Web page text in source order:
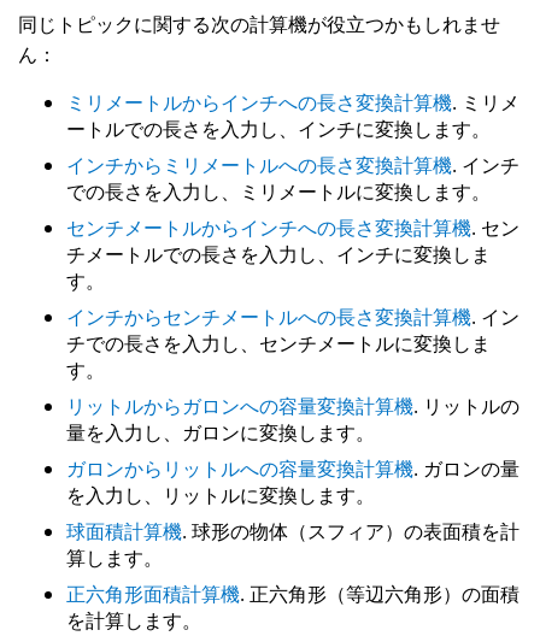
同じトピックに関する次の計算機が役立つかもしれませ
ん：
ミリメートルからインチへの長さ変換計算機. ミリメ
ートルでの長さを入力し、インチに変換します。
インチからミリメートルへの長さ変換計算機. インチ
での長さを入力し、ミリメートルに変換します。
センチメートルからインチへの長さ変換計算機. セン
チメートルでの長さを入力し、インチに変換しま
す。
インチからセンチメートルへの長さ変換計算機. イン
チでの長さを入力し、センチメートルに変換しま
す。
リットルからガロンへの容量変換計算機. リットルの
量を入力し、ガロンに変換します。
ガロンからリットルへの容量変換計算機. ガロンの量
を入力し、リットルに変換します。
球面積計算機. 球形の物体（スフィア）の表面積を計
算します。
正六角形面積計算機. 正六角形（等辺六角形）の面積
を計算します。